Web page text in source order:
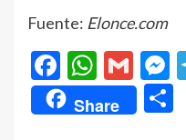
Fuente: Elonce.com
Facebook
Share